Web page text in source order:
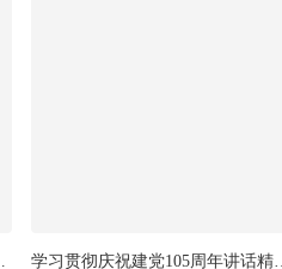
神展板 学习贯彻庆